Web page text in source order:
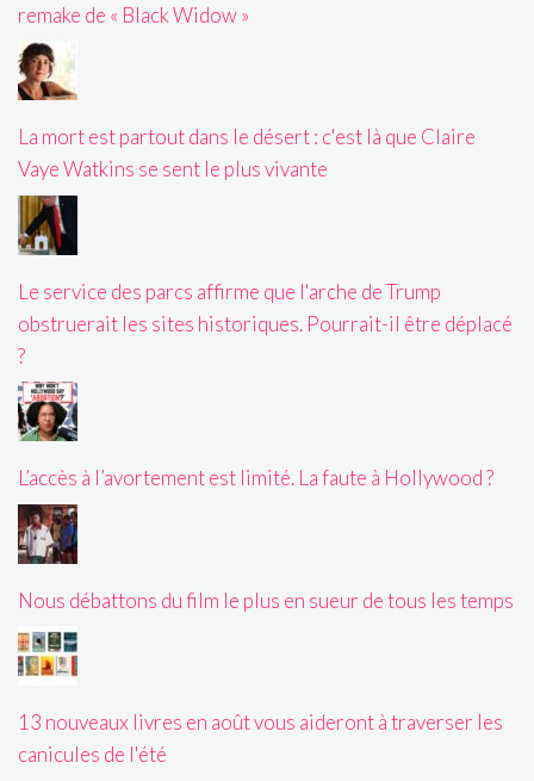
remake de « Black Widow »
La mort est partout dans le désert : c'est là que Claire
Vaye Watkins se sent le plus vivante
Le service des parcs affirme que l'arche de Trump
obstruerait les sites historiques. Pourrait-il être déplacé
?
L’accès à l’avortement est limité. La faute à Hollywood ?
Nous débattons du film le plus en sueur de tous les temps
13 nouveaux livres en août vous aideront à traverser les
canicules de l'été